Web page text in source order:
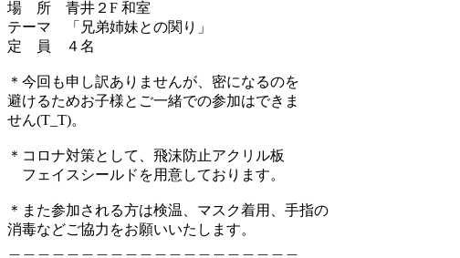
場 所 青井２F 和室
テーマ 「兄弟姉妹との関り」
定 員 ４名
＊今回も申し訳ありませんが、密になるのを
避けるためお子様とご一緒での参加はできま
せん(T_T)。
＊コロナ対策として、飛沫防止アクリル板
フェイスシールドを用意しております。
＊また参加される方は検温、マスク着用、手指の
消毒などご協力をお願いいたします。